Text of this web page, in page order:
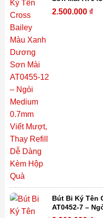
Mượt, Thay
2.500.000 ₫
Bút Bi Ký Tên
AT0452-7 –
Xoay Tiện Lợi,